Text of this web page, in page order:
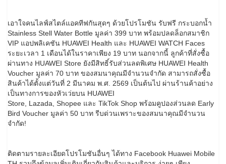
เอาใจคนไลฟ์สไตล์แอคทีฟกันสุดๆ ด้วยโปรโมชัน รับฟรี กระบอกน้ำ
Stainless Stell Water Bottle มูลค่า 399 บาท พร้อมปลดล็อกสมาชิก
VIP แอปพลิเคชัน HUAWEI Health และ HUAWEI WATCH Faces
ระยะเวลา 1 เดือนได้ในราคาเพียง 19 บาท นอกจากนี้ ลูกค้าที่สั่งซื้อ
ผ่านทาง HUAWEI Store ยังมีสิทธิ์รับส่วนลดพิเศษ HUAWEI Health
Voucher มูลค่า 70 บาท ของสมนาคุณมีจำนวนจำกัด สามารถสั่งซื้อ
สินค้าได้ตั้งแต่วันที่ 2 มีนาคม พ.ศ. 2569 เป็นต้นไป ผ่านร้านค้าอย่าง
เป็นทางการของหัวเว่ยบน HUAWEI
Store, Lazada, Shopee และ TikTok Shop พร้อมคูปองส่วนลด Early
Bird Voucher มูลค่า 50 บาท รีบด่วนเพราะของสมนาคุณมีจำนวน
จำกัด!
ติดตามรายละเอียดโปรโมชันอื่นๆ ได้ทาง Facebook Huawei Mobile